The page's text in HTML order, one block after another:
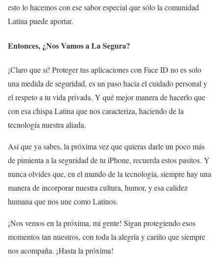
esto lo hacemos con ese sabor especial que sólo la comunidad
Latina puede aportar.
Entonces, ¿Nos Vamos a La Segura?
¡Claro que sí! Proteger tus aplicaciones con Face ID no es solo
una medida de seguridad, es un paso hacia el cuidado personal y
el respeto a tu vida privada. Y qué mejor manera de hacerlo que
con esa chispa Latina que nos caracteriza, haciendo de la
tecnología nuestra aliada.
Así que ya sabes, la próxima vez que quieras darle un poco más
de pimienta a la seguridad de tu iPhone, recuerda estos pasitos. Y
nunca olvides que, en el mundo de la tecnología, siempre hay una
manera de incorporar nuestra cultura, humor, y esa calidez
humana que nos une como Latinos.
¡Nos vemos en la próxima, mi gente! Sigan protegiendo esos
momentos tan nuestros, con toda la alegría y cariño que siempre
nos acompaña. ¡Hasta la próxima!